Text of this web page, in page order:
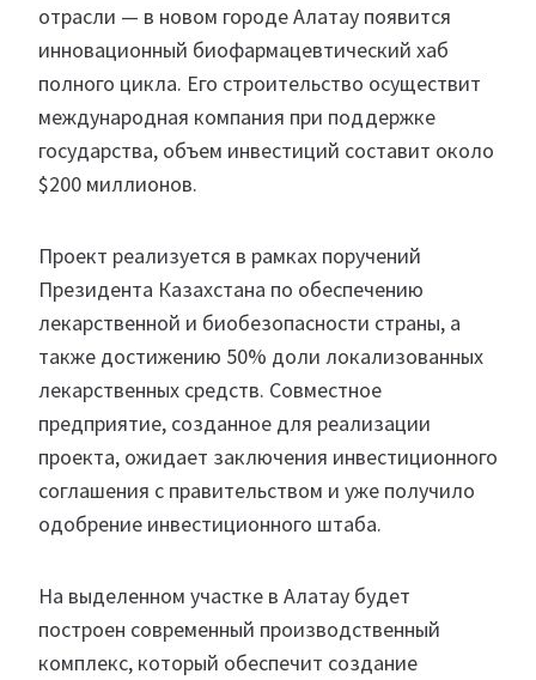
отрасли — в новом городе Алатау появится
инновационный биофармацевтический хаб
полного цикла. Его строительство осуществит
международная компания при поддержке
государства, объем инвестиций составит около
$200 миллионов.
Проект реализуется в рамках поручений
Президента Казахстана по обеспечению
лекарственной и биобезопасности страны, а
также достижению 50% доли локализованных
лекарственных средств. Совместное
предприятие, созданное для реализации
проекта, ожидает заключения инвестиционного
соглашения с правительством и уже получило
одобрение инвестиционного штаба.
На выделенном участке в Алатау будет
построен современный производственный
комплекс, который обеспечит создание